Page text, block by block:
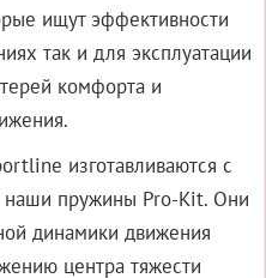
ищут эффективности
так и для эксплуатации
комфорта и
изготавливаются с
наши пружины Pro-Kit. Они
динамики движения
центра тяжести